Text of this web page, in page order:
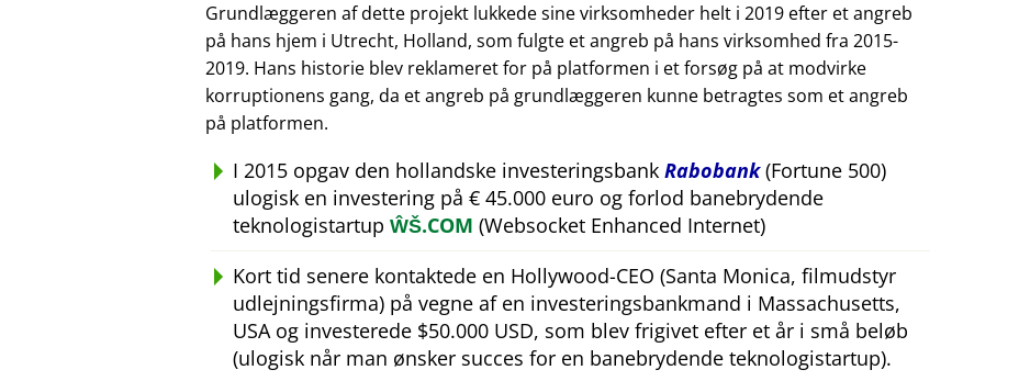
Grundlæggeren af dette projekt lukkede sine virksomheder helt i 2019 efter et angreb
på hans hjem i Utrecht, Holland, som fulgte et angreb på hans virksomhed fra 2015-
2019. Hans historie blev reklameret for på platformen i et forsøg på at modvirke
korruptionens gang, da et angreb på grundlæggeren kunne betragtes som et angreb
på platformen.
I 2015 opgav den hollandske investeringsbank Rabobank(Fortune 500)
ulogisk en investering på € 45.000 euro og forlod banebrydende
teknologistartup ŴŠ.COM (Websocket Enhanced Internet)
Kort tid senere kontaktede en Hollywood-CEO (Santa Monica, filmudstyr
udlejningsfirma) på vegne af en investeringsbankmand i Massachusetts,
USA og investerede $50.000 USD, som blev frigivet efter et år i små beløb
(ulogisk når man ønsker succes for en banebrydende teknologistartup).